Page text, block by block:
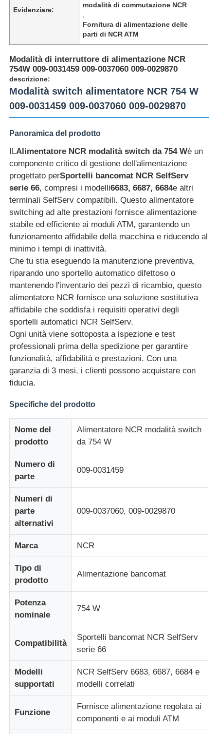
Casa
Prodotti
Video
Chi siamo
Fatory Tour
Controllo di qualità
Contattaci
Tutti i casi
Richiedere un preventivo
Diebold Parti ATM
Ricambi bancomat NCR
Parti del bancomat Wincor
Parti di bancomat Hyosung
Componenti per bancomat Hitachi
Evidenziare:
modalità di commutazione NCR
Fornitura di alimentazione delle
parti di NCR ATM
Modalità di interruttore di alimentazione NCR
754W 009-0031459 009-0037060 009-0029870
descrizione:
Modalità switch alimentatore NCR 754 W
009-0031459 009-0037060 009-0029870
Panoramica del prodotto
ILAlimentatore NCR modalità switch da 754 Wè un
componente critico di gestione dell'alimentazione
progettato perSportelli bancomat NCR SelfServ
serie 66, compresi i modelli6683, 6687, 6684e altri
terminali SelfServ compatibili. Questo alimentatore
switching ad alte prestazioni fornisce alimentazione
stabile ed efficiente ai moduli ATM, garantendo un
funzionamento affidabile della macchina e riducendo al
minimo i tempi di inattività.
Che tu stia eseguendo la manutenzione preventiva,
riparando uno sportello automatico difettoso o
mantenendo l'inventario dei pezzi di ricambio, questo
alimentatore NCR fornisce una soluzione sostitutiva
affidabile che soddisfa i requisiti operativi degli
sportelli automatici NCR SelfServ.
Ogni unità viene sottoposta a ispezione e test
professionali prima della spedizione per garantire
funzionalità, affidabilità e prestazioni. Con una
garanzia di 3 mesi, i clienti possono acquistare con
fiducia.
Specifiche del prodotto
Nome del
prodotto
Alimentatore NCR modalità switch
da 754 W
Numero di
parte
009-0031459
Numeri di
parte
alternativi
009-0037060, 009-0029870
Marca NCR
Tipo di
prodotto
Alimentazione bancomat
Potenza
nominale
754 W
Compatibilità
Sportelli bancomat NCR SelfServ
serie 66
Modelli
supportati
NCR SelfServ 6683, 6687, 6684 e
modelli correlati
Funzione
Fornisce alimentazione regolata ai
componenti e ai moduli ATM